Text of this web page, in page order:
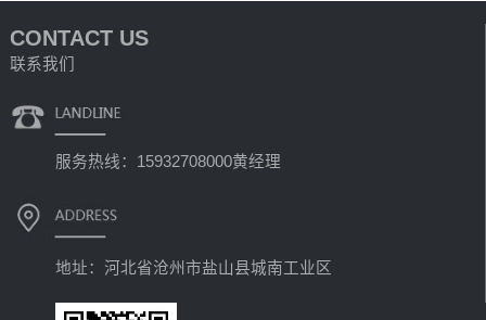
CONTACT US
联系我们
服务热线：15932708000黄经理
地址：河北省沧州市盐山县城南工业区